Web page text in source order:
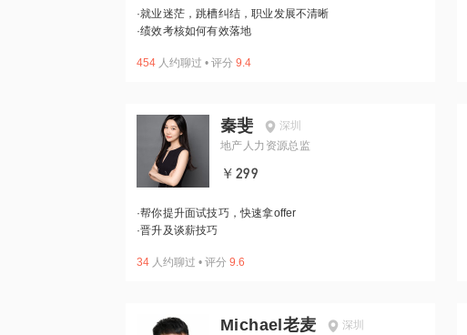
·就业迷茫，跳槽纠结，职业发展不清晰
·绩效考核如何有效落地
454 人约聊过 • 评分 9.4
秦斐
深圳
地产人力资源总监
￥299
·帮你提升面试技巧，快速拿offer
·晋升及谈薪技巧
34 人约聊过 • 评分 9.6
Michael老麦
深圳